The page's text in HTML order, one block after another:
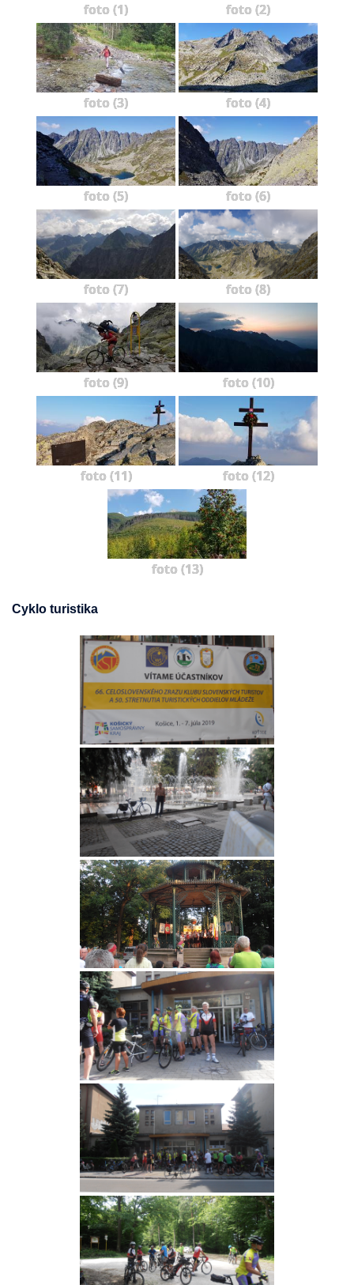
foto (1) foto (2)
foto (3) foto (4)
foto (5) foto (6)
foto (7) foto (8)
foto (9) foto (10)
foto (11) foto (12)
foto (13)
Cyklo turistika